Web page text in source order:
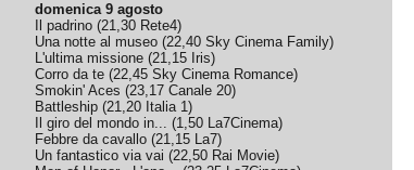
domenica 9 agosto
Il padrino (21,30 Rete4)
Una notte al museo (22,40 Sky Cinema Family)
L'ultima missione (21,15 Iris)
Corro da te (22,45 Sky Cinema Romance)
Smokin' Aces (23,17 Canale 20)
Battleship (21,20 Italia 1)
Il giro del mondo in... (1,50 La7Cinema)
Febbre da cavallo (21,15 La7)
Un fantastico via vai (22,50 Rai Movie)